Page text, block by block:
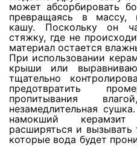
Откачка воды с
Просушка
Просушка кварц-
Просушка
может абсорбировать
превращаясь в массу,
кашу. Поскольку он
стяжку, где не
материал остается
При использовании
крыши или
тщательно
предотвратить
пропитывания
незамедлительная
намокший
расширяться и
которые вода будет